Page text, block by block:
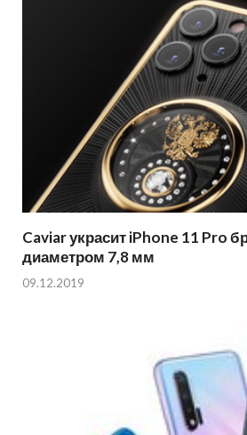
Caviar украсит iPhone 11 Pro
диаметром 7,8 мм
09.12.2019